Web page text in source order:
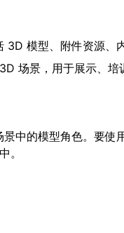
模型、附件资源、
场景，用于展示、培
中的模型角色。要使
。